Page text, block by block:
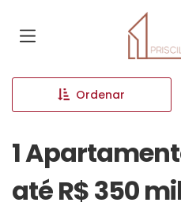
Ordenar
1
até R$ 350